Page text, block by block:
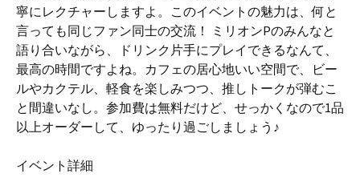
寧にレクチャーしますよ。このイベントの魅力は、何と
言っても同じファン同士の交流！ ミリオンPのみんなと
語り合いながら、ドリンク片手にプレイできるなんて、
最高の時間ですよね。カフェの居心地いい空間で、ビー
ルやカクテル、軽食を楽しみつつ、推しトークが弾むこ
と間違いなし。参加費は無料だけど、せっかくなので1品
以上オーダーして、ゆったり過ごしましょう♪
イベント詳細